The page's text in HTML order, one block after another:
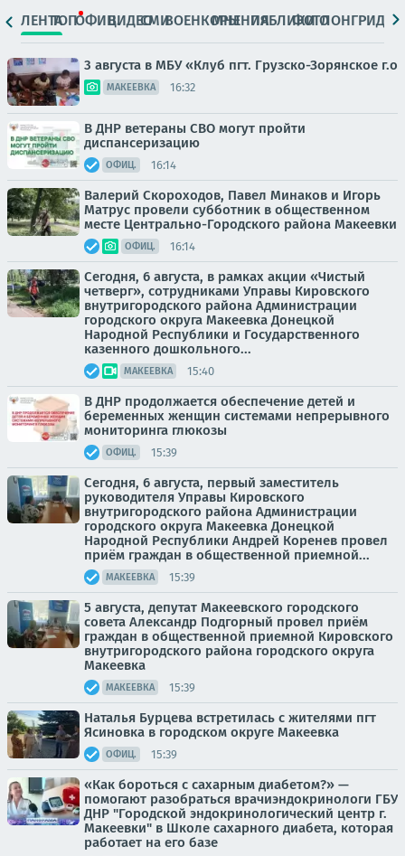
ЛЕНТАТОПОФИЦ.ВИДЕОСМИВОЕНКОРЫМНЕНИЯПАБЛИКИ
ФОТОЛОНГРИДЫ
3 августа в МБУ «Клуб пгт. Грузско-Зорянское г.о
МАКЕЕВКА 16:32
В ДНР ветераны СВО могут пройти
диспансеризацию
ОФИЦ. 16:14
Валерий Скороходов, Павел Минаков и Игорь
Матрус провели субботник в общественном
месте Центрально-Городского района Макеевки
ОФИЦ. 16:14
Сегодня, 6 августа, в рамках акции «Чистый
четверг», сотрудниками Управы Кировского
внутригородского района Администрации
городского округа Макеевка Донецкой
Народной Республики и Государственного
казенного дошкольного...
МАКЕЕВКА 15:40
В ДНР продолжается обеспечение детей и
беременных женщин системами непрерывного
мониторинга глюкозы
ОФИЦ. 15:39
Сегодня, 6 августа, первый заместитель
руководителя Управы Кировского
внутригородского района Администрации
городского округа Макеевка Донецкой
Народной Республики Андрей Коренев провел
приём граждан в общественной приемной...
МАКЕЕВКА 15:39
5 августа, депутат Макеевского городского
совета Александр Подгорный провел приём
граждан в общественной приемной Кировского
внутригородского района городского округа
Макеевка
МАКЕЕВКА 15:39
Наталья Бурцева встретилась с жителями пгт
Ясиновка в городском округе Макеевка
ОФИЦ. 15:39
«Как бороться с сахарным диабетом?» —
помогают разобраться врачиэндокринологи ГБУ
ДНР "Городской эндокринологический центр г.
Макеевки" в Школе сахарного диабета, которая
работает на его базе